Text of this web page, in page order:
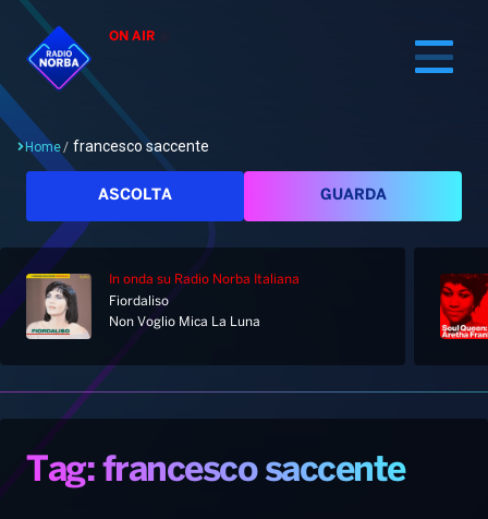
ON AIR
Home
Palinsesto
Hit Dance
Giochi&Concorsi
Notizie
Locali
Playlist
Gallery
Home/ francesco saccente
ASCOLTA GUARDA
In onda su Radio Norba Italiana
Fiordaliso
Non Voglio Mica La Luna
Tag: francesco saccente